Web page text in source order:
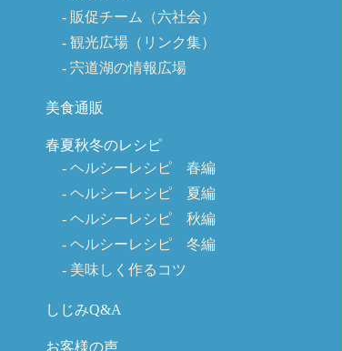
販促チーム（六社会）
観光広場（リンク集）
宍道湖の情報広場
美食通販
春夏秋冬のレシピ
ヘルシーレシピ 春編
ヘルシーレシピ 夏編
ヘルシーレシピ 秋編
ヘルシーレシピ 冬編
美味しく作るコツ
しじみQ&A
お客様の声